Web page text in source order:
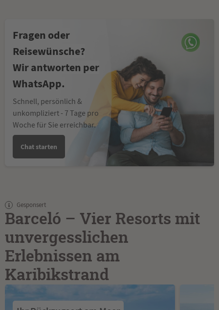
Fragen oder
Reisewünsche?
Wir antworten per
WhatsApp.
Schnell, persönlich &
unkompliziert - 7 Tage pro
Woche für Sie erreichbar.
Chat starten
Gesponsert
Barceló – Vier Resorts mit
unvergesslichen
Erlebnissen am
Karibikstrand